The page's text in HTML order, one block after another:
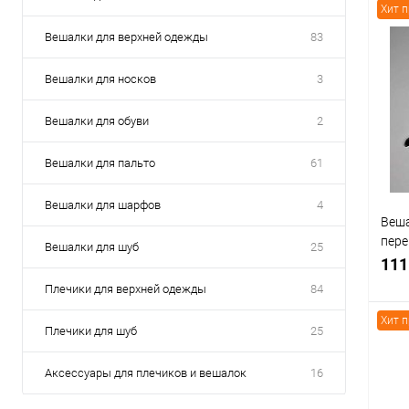
Вешалки для верхней одежды 83
Вешалки для носков 3
Вешалки для обуви 2
Вешалки для пальто 61
Вешалки для шарфов 4
Вешалки для шуб 25
Плечики для верхней одежды 84
Плечики для шуб 25
Аксессуары для плечиков и вешалок 16
Хит
В-
Хит